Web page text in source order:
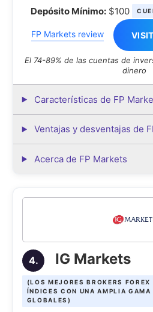
Depósito Mínimo: $100
FP Markets review
El 74-89% de las cuentas de
dinero
Características de FP
Ventajas y desventajas de
Acerca de FP Markets
4. IG Markets
(LOS MEJORES BROKERS FOREX
ÍNDICES CON UNA AMPLIA GAMA
GLOBALES)